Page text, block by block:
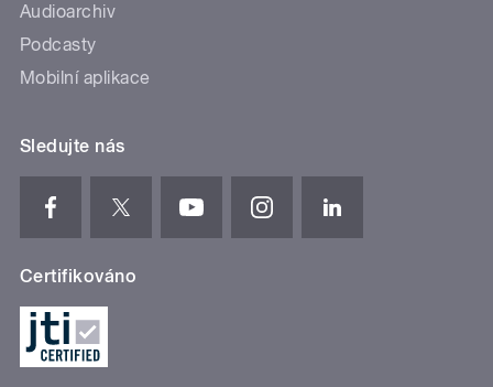
Audioarchiv
Podcasty
Mobilní aplikace
Sledujte nás
Certifikováno